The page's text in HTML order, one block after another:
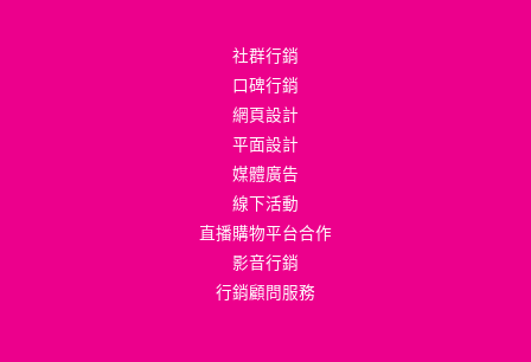
社群行銷
口碑行銷
網頁設計
平面設計
媒體廣告
線下活動
直播購物平台合作
影音行銷
行銷顧問服務